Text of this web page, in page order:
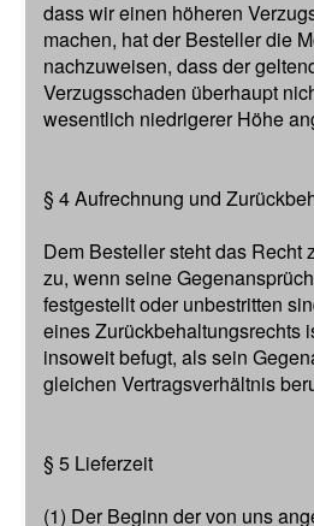
dass wir einen höheren
machen, hat der Besteller die
nachzuweisen, dass der
Verzugsschaden überhaupt
wesentlich niedrigerer Höhe
§ 4 Aufrechnung und
Dem Besteller steht das Recht
zu, wenn seine
festgestellt oder unbestritten
eines Zurückbehaltungsrechts
insoweit befugt, als sein
gleichen Vertragsverhältnis
§ 5 Lieferzeit
(1) Der Beginn der von uns